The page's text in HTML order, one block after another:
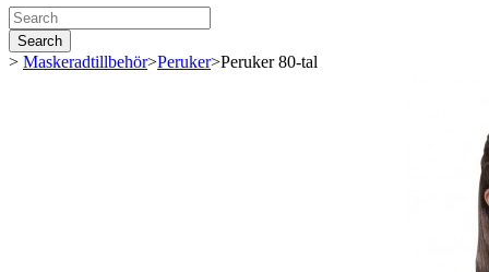
Search
> Maskeradtillbehör>Peruker>Peruker 80-tal